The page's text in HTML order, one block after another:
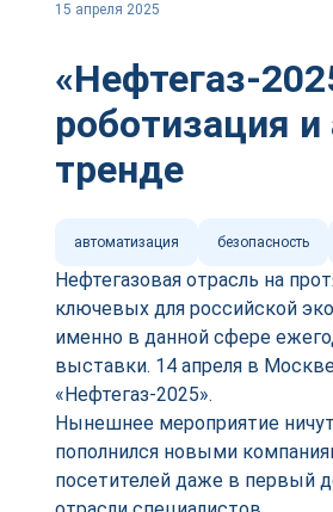
15 апреля 2025
«Нефтегаз-
роботизация
тренде
автоматизация безопасность
Нефтегазовая отрасль на
ключевых для российской
именно в данной сфере
выставки. 14 апреля в
«Нефтегаз-2025».
Нынешнее мероприятие
пополнился новыми
посетителей даже в первый